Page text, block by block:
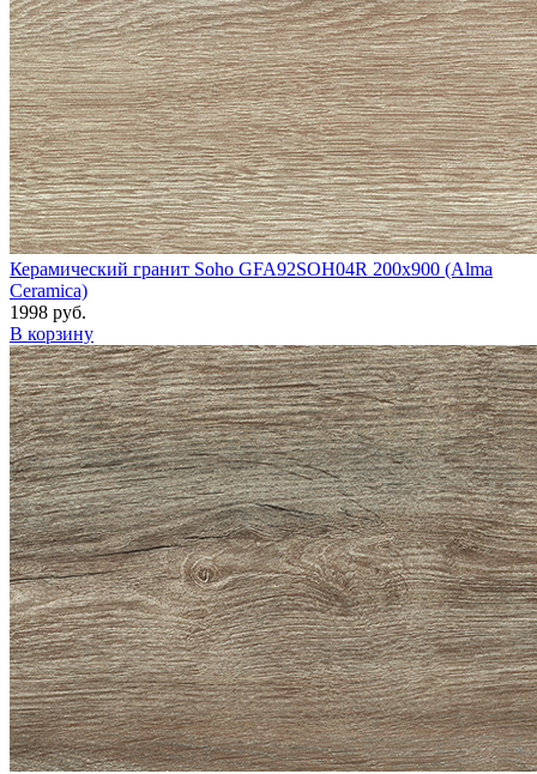
Керамический гранит Soho GFA92SOH04R 200x900 (Alma
Ceramica)
1998 руб.
В корзину